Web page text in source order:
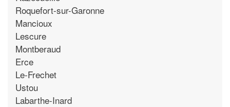
Roquefort-sur-Garonne
Mancioux
Lescure
Montberaud
Erce
Le-Frechet
Ustou
Labarthe-Inard